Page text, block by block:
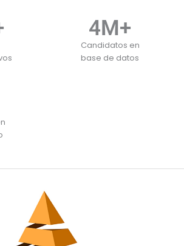
Candidatos en
base de datos
4M+